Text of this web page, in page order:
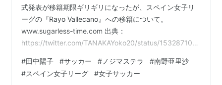
式発表が移籍期限ギリギリになったが、スペイン女子リ
ーグの『Rayo Vallecano』への移籍について。
www.sugarless-time.com 出典：
https://twitter.com/TANAKAYoko20/status/153287102
果を毎週チェックしていたのですが、途中から気が向い
たら見るていどになりました。 なぜなら『田中陽子』選
#田中陽子 #サッカー # ノジマステラ #南野亜里沙
#スペイン女子リーグ #女子サッカー